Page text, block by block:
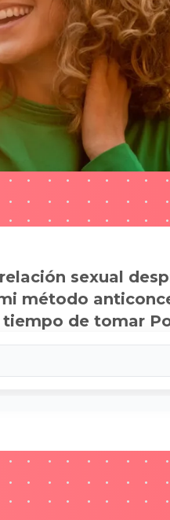
sexual
método
tiempo de tomar